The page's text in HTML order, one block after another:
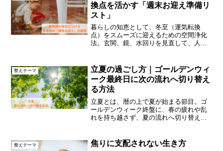
換点を活かす「週末お迎え準備リ
スト」
暮らしの知恵として、冬至（運気転換
点）をスムーズに迎えるための空間浄化
法。玄関、鏡、水回りを見直して、人生
整えテーマ
立夏の過ごし方｜ゴールデンウィ
ーク最終日に次の流れへ切り替え
る方法
立夏とは、暦の上で夏が始まる節目。ゴ
ールデンウィーク終盤に、春の疲れや乱
れを持ち越さず、夏の流れへ切り替える
整えテーマ 焦りに支配されない生き方